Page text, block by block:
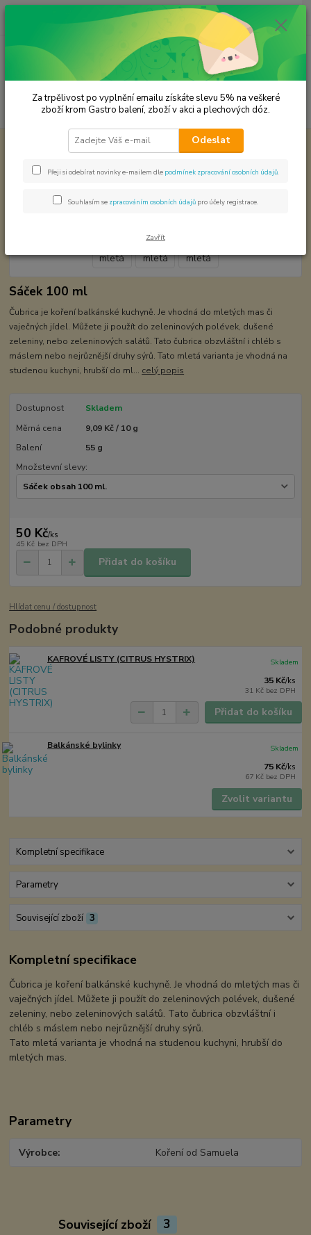
Menu
Hledat
ks
za 0,00 Kč
Koření od Samuela podle způsobu použití Čubrica mletá
Čubrica mletá
Sáček 100 ml
Čubrica je koření balkánské kuchyně. Je vhodná do mletých mas či
vaječných jídel. Můžete ji použít do zeleninových polévek, dušené
zeleniny, nebo zeleninových salátů. Tato čubrica obzvláštní i chléb s
máslem nebo nejrůznější druhy sýrů. Tato mletá varianta je vhodná na
studenou kuchyni, hrubší do ml... celý popis
Dostupnost
Skladem
Měrná cena
9,09 Kč / 10 g
Balení
55 g
Množstevní slevy:
50 Kč/ks
45 Kč bez DPH
Přidat do košíku
Hlídat cenu / dostupnost
Podobné produkty
KAFROVÉ LISTY (CITRUS HYSTRIX)
35 Kč/ks
31 Kč bez DPH
Skladem
Přidat do košíku
Balkánské bylinky
75 Kč/ks
67 Kč bez DPH
Skladem
Zvolit variantu
Kompletní specifikace
Parametry
Související zboží 3
Kompletní specifikace
Čubrica je koření balkánské kuchyně. Je vhodná do mletých mas či
vaječných jídel. Můžete ji použít do zeleninových polévek, dušené
zeleniny, nebo zeleninových salátů. Tato čubrica obzvláštní i
chléb s máslem nebo nejrůznější druhy sýrů.
Tato mletá varianta je vhodná na studenou kuchyni, hrubší do
mletých mas.
Parametry
Výrobce Koření od Samuela
Související zboží 3
Za trpělivost po vyplnění emailu získáte slevu 5% na veškeré
zboží krom Gastro balení, zboží v akci a plechových dóz.
Odeslat
Přeji si odebírat novinky e-mailem dle podmínek zpracování osobních údajů
Souhlasím se zpracováním osobních údajů pro účely registrace.
Zavřít